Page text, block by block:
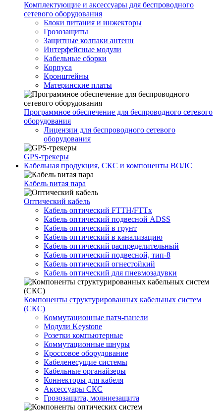
Комплектующие и аксессуары для беспроводного
сетевого оборудования
Блоки питания и инжекторы
Грозозащиты
Защитные колпаки антенн
Интерфейсные модули
Кабельные сборки
Корпуса
Кронштейны
Материнские платы
Программное обеспечение для беспроводного сетевого
оборудования
Лицензии для беспроводного сетевого
оборудования
GPS-трекеры
Кабельная продукция, СКС и компоненты ВОЛС
Кабель витая пара
Оптический кабель
Кабель оптический FTTH/FTTx
Кабель оптический подвесной ADSS
Кабель оптический в грунт
Кабель оптический в канализацию
Кабель оптический распределительный
Кабель оптический подвесной, тип-8
Кабель оптический огнестойкий
Кабель оптический для пневмозадувки
Компоненты структурированных кабельных систем
(СКС)
Коммутационные патч-панели
Модули Keystone
Розетки компьютерные
Коммутационные шнуры
Кроссовое оборудование
Кабеленесущие системы
Кабельные органайзеры
Коннекторы для кабеля
Аксессуары СКС
Грозозащита, молниезащита